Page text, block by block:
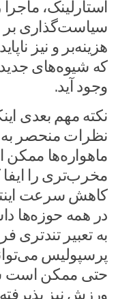
استارلینک،
سیاست‌گذاری بر
هزینه‌بر و نیز
که شیوه‌های
وجود آید.
نکته مهم بعدی
نظرات منحصر
ماهواره‌ها
مخرب‌تری را ایفا
کاهش سرعت
در همه حوزه‌ها
به تعبیر تندتری
پرسپولیس
حتی ممکن است
ورزش نیز